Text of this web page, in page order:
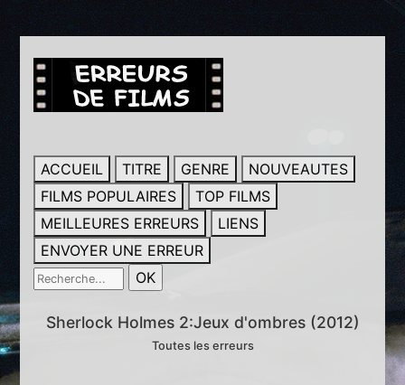
ACCUEIL TITRE GENRE
NOUVEAUTES
FILMS POPULAIRES
TOP FILMS
MEILLEURES ERREURS
LIENS
ENVOYER UNE ERREUR
Sherlock Holmes 2:Jeux d'ombres (2012)
Toutes les erreurs